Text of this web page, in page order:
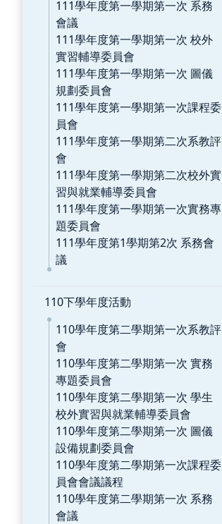
111學年度第一學期第一次 系務
會議
111學年度第一學期第一次 校外
實習輔導委員會
111學年度第一學期第一次 圖儀
規劃委員會
111學年度第一學期第一次課程委
員會
111學年度第一學期第二次系教評
會
111學年度第一學期第二次校外實
習與就業輔導委員會
111學年度第一學期第一次實務專
題委員會
111學年度第1學期第2次 系務會
議
110下學年度活動
110學年度第二學期第一次系教評
會
110學年度第二學期第一次 實務
專題委員會
110學年度第二學期第一次 學生
校外實習與就業輔導委員會
110學年度第二學期第一次 圖儀
設備規劃委員會
110學年度第二學期第一次課程委
員會會議議程
110學年度第二學期第一次 系務
會議